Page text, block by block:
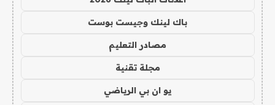
باك لينك وجيست بوست
مصادر التعليم
مجلة تقنية
يو ان بي الرياضي